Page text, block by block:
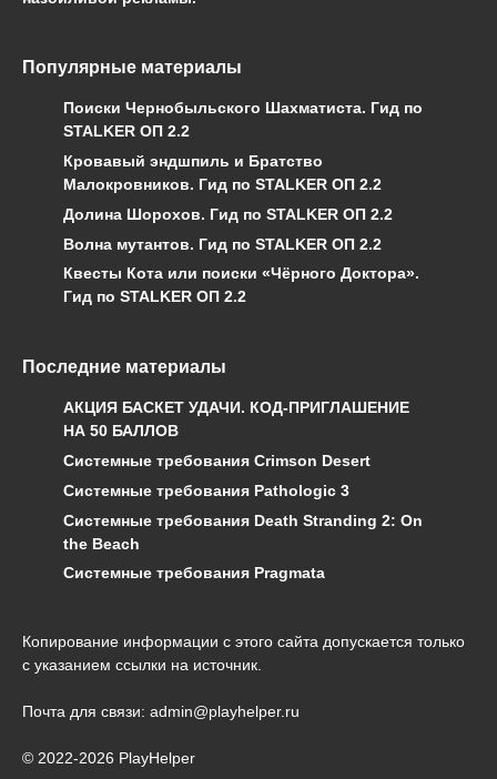
Популярные материалы
Поиски Чернобыльского Шахматиста. Гид по
STALKER ОП 2.2
Кровавый эндшпиль и Братство
Малокровников. Гид по STALKER ОП 2.2
Долина Шорохов. Гид по STALKER ОП 2.2
Волна мутантов. Гид по STALKER ОП 2.2
Квесты Кота или поиски «Чёрного Доктора».
Гид по STALKER ОП 2.2
Последние материалы
АКЦИЯ БАСКЕТ УДАЧИ. КОД-ПРИГЛАШЕНИЕ
НА 50 БАЛЛОВ
Системные требования Crimson Desert
Системные требования Pathologic 3
Системные требования Death Stranding 2: On
the Beach
Системные требования Pragmata
Копирование информации с этого сайта допускается только
с указанием ссылки на источник.
Почта для связи: admin@playhelper.ru
© 2022-2026 PlayHelper